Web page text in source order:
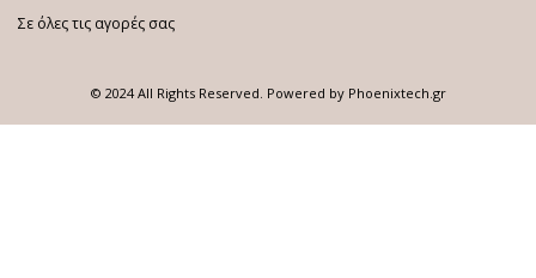
Σε όλες τις αγορές σας
© 2024 All Rights Reserved. Powered by Phoenixtech.gr